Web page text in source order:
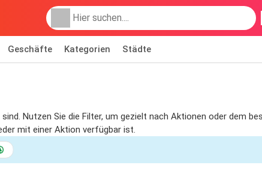
Geschäfte Kategorien Städte
Nutzen Sie die Filter, um gezielt nach Aktionen oder dem
mit einer Aktion verfügbar ist.